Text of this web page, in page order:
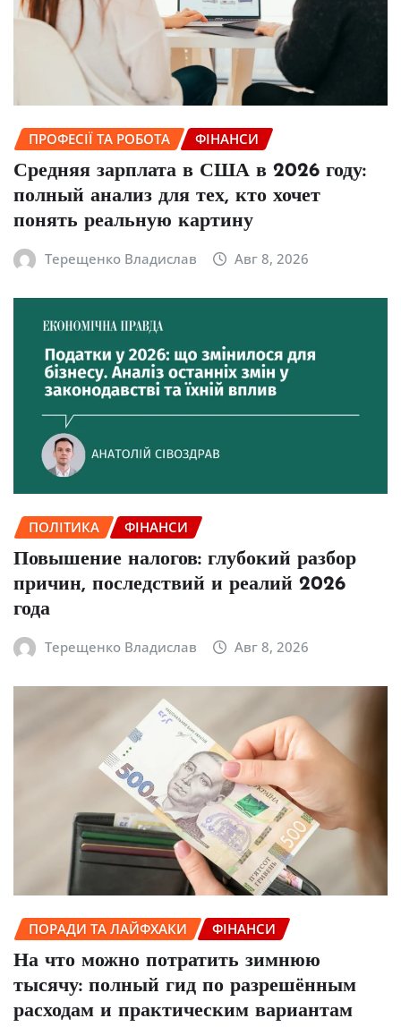
ПРОФЕСІЇ ТА РОБОТА ФІНАНСИ
Средняя зарплата в США в 2026 году:
полный анализ для тех, кто хочет
понять реальную картину
Терещенко Владислав Авг 8, 2026
ПОЛІТИКА ФІНАНСИ
Повышение налогов: глубокий разбор
причин, последствий и реалий 2026
года
Терещенко Владислав Авг 8, 2026
ПОРАДИ ТА ЛАЙФХАКИ ФІНАНСИ
На что можно потратить зимнюю
тысячу: полный гид по разрешённым
расходам и практическим вариантам